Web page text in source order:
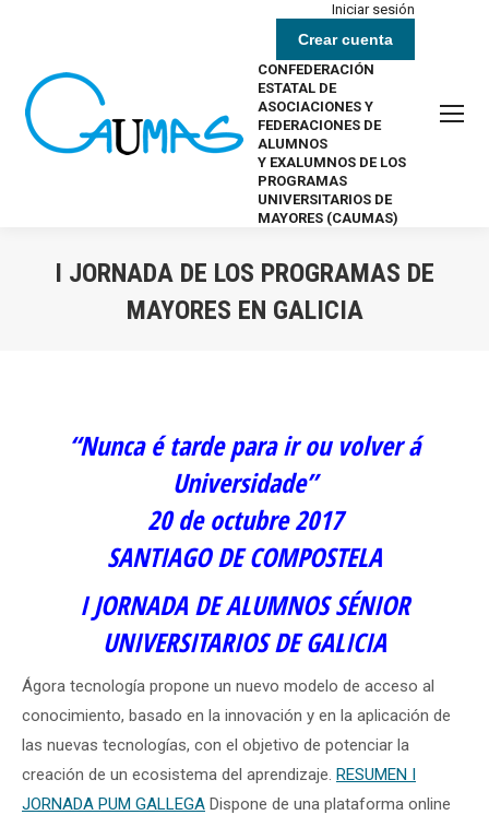
Iniciar sesión
Crear cuenta
CONFEDERACIÓN
ESTATAL DE
ASOCIACIONES Y
FEDERACIONES DE
ALUMNOS
Y EXALUMNOS DE LOS
PROGRAMAS
UNIVERSITARIOS DE
MAYORES (CAUMAS)
I JORNADA DE LOS PROGRAMAS DE
MAYORES EN GALICIA
“Nunca é tarde para ir ou volver á
Universidade”
20 de octubre 2017
SANTIAGO DE COMPOSTELA
I JORNADA DE ALUMNOS SÉNIOR
UNIVERSITARIOS DE GALICIA
Ágora tecnología propone un nuevo modelo de acceso al
conocimiento, basado en la innovación y en la aplicación de
las nuevas tecnologías, con el objetivo de potenciar la
creación de un ecosistema del aprendizaje. RESUMEN I
JORNADA PUM GALLEGA Dispone de una plataforma online